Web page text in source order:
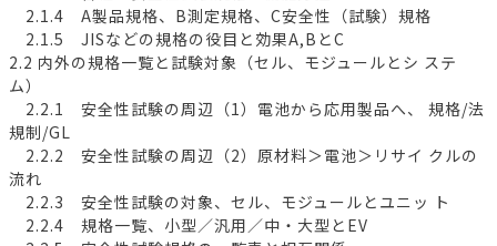
2.1.4 A製品規格、B測定規格、C安全性（試験）規格
2.1.5 JISなどの規格の役目と効果A,BとC
2.2 内外の規格一覧と試験対象（セル、モジュールとシ ステ
ム）
2.2.1 安全性試験の周辺（1）電池から応用製品へ、 規格/法
規制/GL
2.2.2 安全性試験の周辺（2）原材料＞電池＞リサイ クルの
流れ
2.2.3 安全性試験の対象、セル、モジュールとユニッ ト
2.2.4 規格一覧、小型／汎用／中・大型とEV